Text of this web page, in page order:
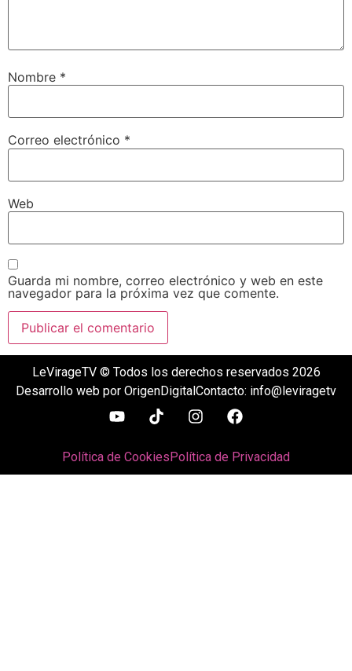
Nombre *
Correo electrónico *
Web
Guarda mi nombre, correo electrónico y web en este
navegador para la próxima vez que comente.
LeVirageTV © Todos los derechos reservados 2026
Desarrollo web por OrigenDigitalContacto: info@leviragetv
Política de CookiesPolítica de Privacidad